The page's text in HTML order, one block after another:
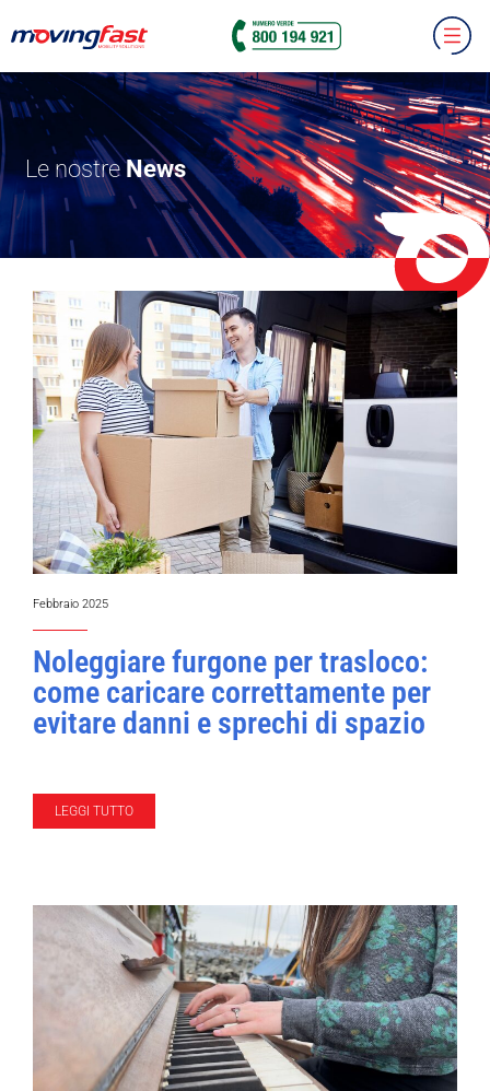
Le nostreNews
Febbraio 2025
Noleggiare furgone per trasloco:
come caricare correttamente per
evitare danni e sprechi di spazio
LEGGI TUTTO